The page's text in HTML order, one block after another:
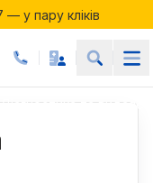
у пару кліків
у пару кліків
Діагностика та